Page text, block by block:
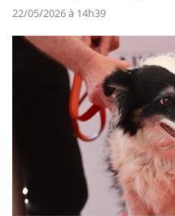
22/05/2026 à 14h39